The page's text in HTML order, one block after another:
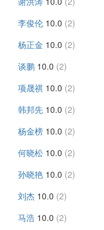
李俊伦 10.0 (2)
杨正金 10.0 (2)
谈鹏 10.0 (2)
项晟祺 10.0 (2)
韩邦先 10.0 (2)
杨金榜 10.0 (2)
何晓松 10.0 (2)
孙晓艳 10.0 (2)
刘杰 10.0 (2)
马浩 10.0 (2)